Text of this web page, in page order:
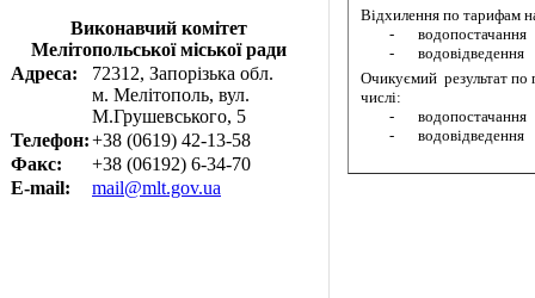
Виконавчий комітет
Мелітопольської міської ради
Адреса:
72312, Запорізька обл.
м. Мелітополь, вул.
М.Грушевського, 5
Телефон:+38 (0619) 42-13-58
Факс:
+38 (06192) 6-34-70
E-mail:
mail@mlt.gov.ua
Відхилення по тарифам
-
водопостачання
-
водовідведення
Очикуємий результат по
числі:
-
водопостачання
-
водовідведення